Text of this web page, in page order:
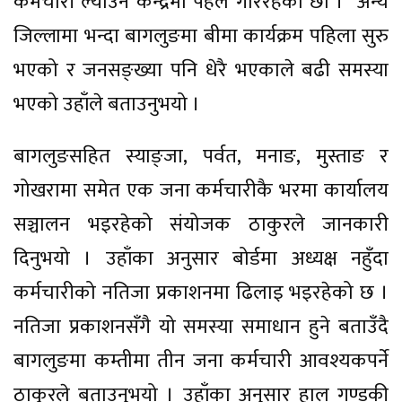
जिल्लामा भन्दा बागलुङमा बीमा कार्यक्रम पहिला सुरु
भएको र जनसङ्ख्या पनि धेरै भएकाले बढी समस्या
भएको उहाँले बताउनुभयो ।
बागलुङसहित स्याङ्जा, पर्वत, मनाङ, मुस्ताङ र
गोखरामा समेत एक जना कर्मचारीकै भरमा कार्यालय
सञ्चालन भइरहेको संयोजक ठाकुरले जानकारी
दिनुभयो । उहाँका अनुसार बोर्डमा अध्यक्ष नहुँदा
कर्मचारीको नतिजा प्रकाशनमा ढिलाइ भइरहेको छ ।
नतिजा प्रकाशनसँगै यो समस्या समाधान हुने बताउँदै
बागलुङमा कम्तीमा तीन जना कर्मचारी आवश्यकपर्ने